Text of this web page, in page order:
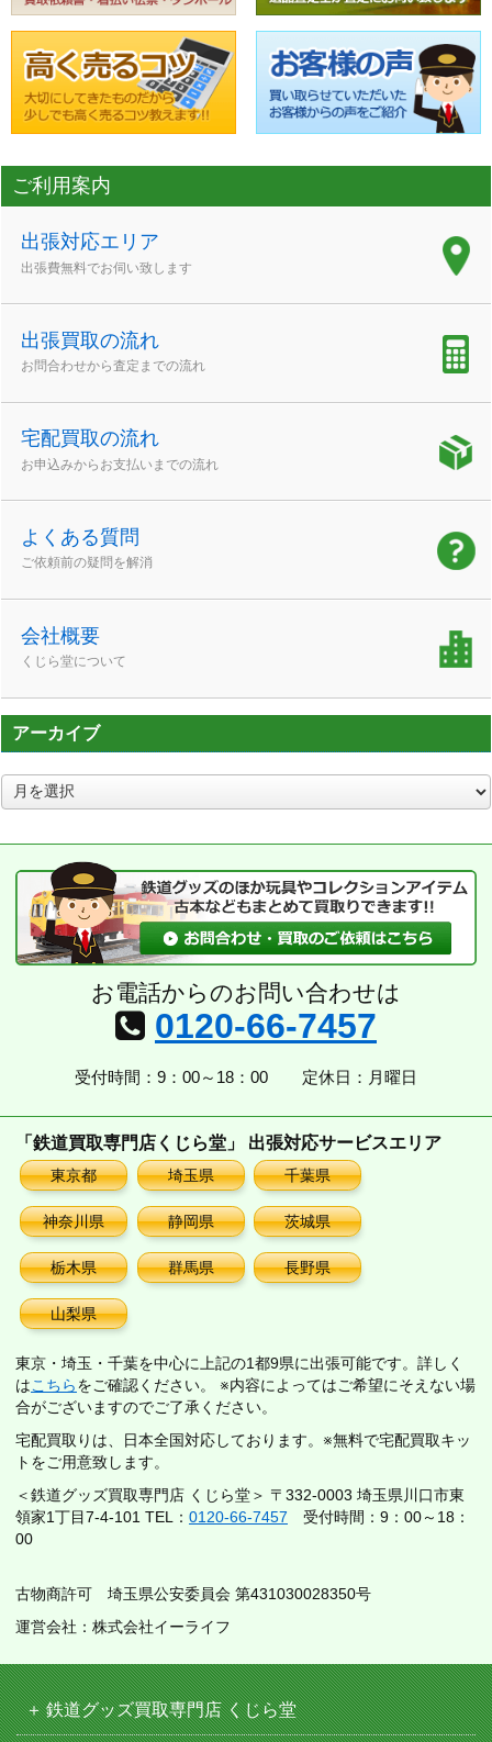
ご利用案内
出張対応エリア
出張費無料でお伺い致します
出張買取の流れ
お問合わせから査定までの流れ
宅配買取の流れ
お申込みからお支払いまでの流れ
よくある質問
ご依頼前の疑問を解消
会社概要
くじら堂について
アーカイブ
ア
ー
イ
ブ
お電話からのお問い合わせは
0120-66-7457
受付時間：9：00～18：00 定休日：月曜日
「鉄道買取専門店くじら堂」 出張対応サービスエリア
東京都 埼玉県 千葉県
神奈川県 静岡県 茨城県
栃木県 群馬県 長野県
山梨県
東京・埼玉・千葉を中心に上記の1都9県に出張可能です。詳しく
はこちらをご確認ください。 ※内容によってはご希望にそえない場
合がございますのでご了承ください。
宅配買取りは、日本全国対応しております。※無料で宅配買取キッ
トをご用意致します。
＜鉄道グッズ買取専門店 くじら堂＞ 〒332-0003 埼玉県川口市東
領家1丁目7-4-101 TEL： 0120-66-7457 受付時間：9：00～18：
00
古物商許可 埼玉県公安委員会 第431030028350号
運営会社：株式会社イーライフ
鉄道グッズ買取専門店 くじら堂